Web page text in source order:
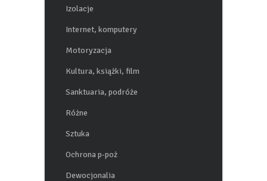
Izolacje
Internet, komputery
Motoryzacja
Kultura, książki, film
Sanktuaria, podróże
Różne
Sztuka
Ochrona p-poż
Dewocjonalia